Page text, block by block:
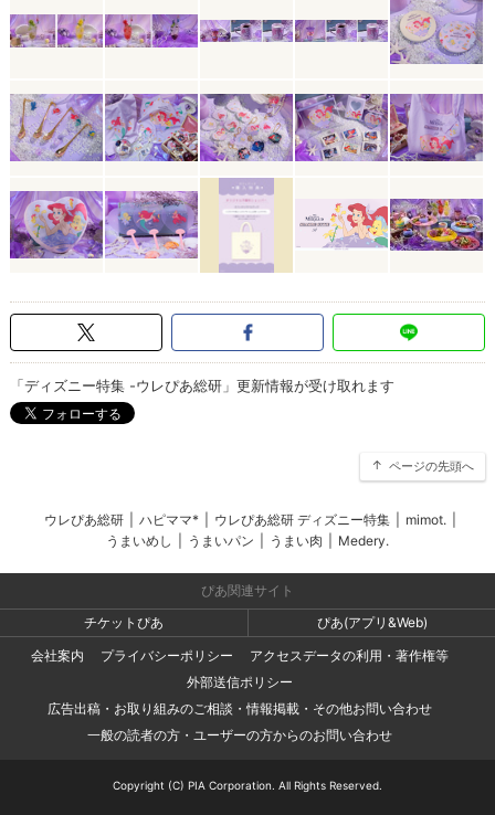
「ディズニー特集 -ウレぴあ総研」更新情報が受け取れます
ページの先頭へ
ウレぴあ総研 ハピママ* ウレぴあ総研 ディズニー特集 mimot.
うまいめし
うまいパン うまい肉 Medery.
ぴあ関連サイト
チケットぴあ
ぴあ(アプリ&Web)
会社案内
プライバシーポリシー
アクセスデータの利用・著作権等
外部送信ポリシー
広告出稿・お取り組みのご相談・情報掲載・その他お問い合わせ
一般の読者の方・ユーザーの方からのお問い合わせ
Copyright (C) PIA Corporation. All Rights Reserved.